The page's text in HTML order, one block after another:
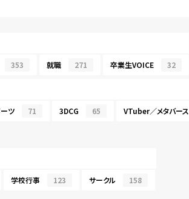
353 就職 271 卒業生VOICE 32
ツ 71 3DCG 65 VTuber／メタバース
学校行事 123 サークル 158